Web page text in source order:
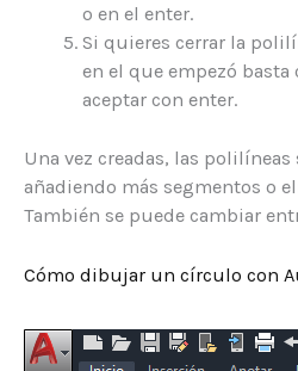
o en el enter.
Si quieres cerrar la
en el que empezó
aceptar con enter.
Una vez creadas, las
añadiendo más segmentos o
También se puede cambiar
Cómo dibujar un círculo con